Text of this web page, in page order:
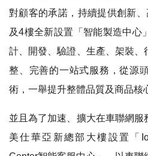
對顧客的承諾，持續提供創新
及4樓全新設置「智能製造中心
計、開發、驗證、生產、架裝
整、完善的一站式服務，從源
術，一舉提升整體品質及商品核
並且為了加速、擴大在車聯網
美仕華亞新總部大樓設置「